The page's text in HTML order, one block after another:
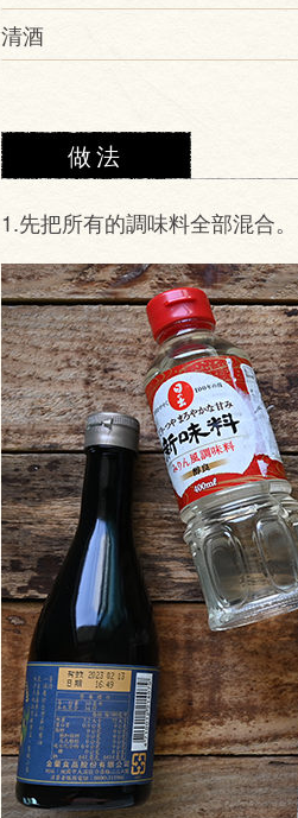
清酒
做法
1.先把所有的調味料全部混合。